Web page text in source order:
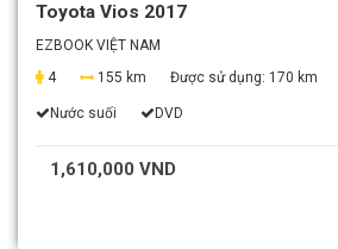
Toyota Vios 2017
EZBOOK VIỆT NAM
4
155 km Được sử dụng: 170 km
Nước suối DVD
1,610,000 VND